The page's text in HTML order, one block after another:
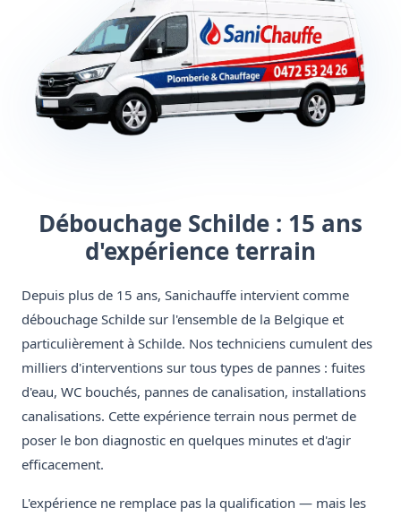
Débouchage Schilde : 15 ans
d'expérience terrain
Depuis plus de 15 ans, Sanichauffe intervient comme
débouchage Schilde sur l'ensemble de la Belgique et
particulièrement à Schilde. Nos techniciens cumulent des
milliers d'interventions sur tous types de pannes : fuites
d'eau, WC bouchés, pannes de canalisation, installations
canalisations. Cette expérience terrain nous permet de
poser le bon diagnostic en quelques minutes et d'agir
efficacement.
L'expérience ne remplace pas la qualification — mais les